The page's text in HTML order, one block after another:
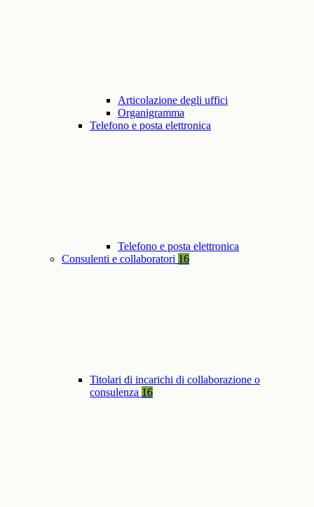
Articolazione degli uffici
Organigramma
Telefono e posta elettronica
Telefono e posta elettronica
Consulenti e collaboratori 16
Titolari di incarichi di collaborazione o
consulenza 16